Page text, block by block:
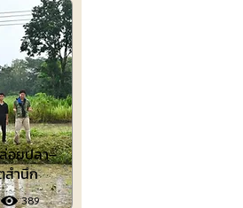
อยปลา–
สำนึก
389